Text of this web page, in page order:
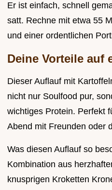
Er ist einfach, schnell
satt. Rechne mit etwa 55
und einer ordentlichen
Deine Vorteile auf
Dieser Auflauf mit
nicht nur Soulfood pur,
wichtiges Protein. Perfekt
Abend mit Freunden oder
Was diesen Auflauf so
Kombination aus
knusprigen Kroketten